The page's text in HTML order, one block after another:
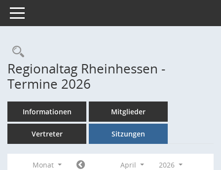
Toggle navigation
Rechercheauswahl
Regionaltag Rheinhessen -
Termine 2026
Informationen Mitglieder
Vertreter Sitzungen
Monat April
2026